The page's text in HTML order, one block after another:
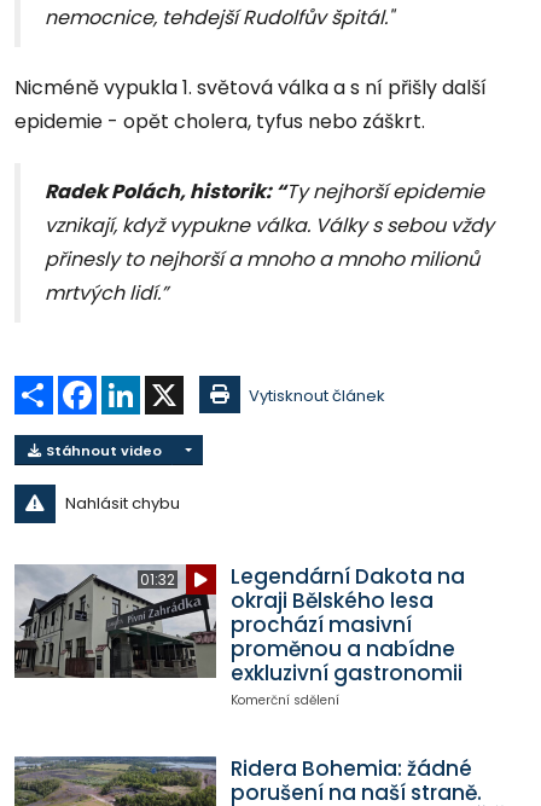
nemocnice, tehdejší Rudolfův špitál."
Nicméně vypukla 1. světová válka a s ní přišly další
epidemie - opět cholera, tyfus nebo záškrt.
Radek Polách, historik: “Ty nejhorší epidemie
vznikají, když vypukne válka. Války s sebou vždy
přinesly to nejhorší a mnoho a mnoho milionů
mrtvých lidí.”
Sdílet Facebook
LinkedIn Vytisknout článek
Stáhnout video
Nahlásit chybu
01:32
Legendární Dakota na
okraji Bělského lesa
prochází masivní
proměnou a nabídne
exkluzivní gastronomii
Komerční sdělení
Ridera Bohemia: žádné
porušení na naší straně.